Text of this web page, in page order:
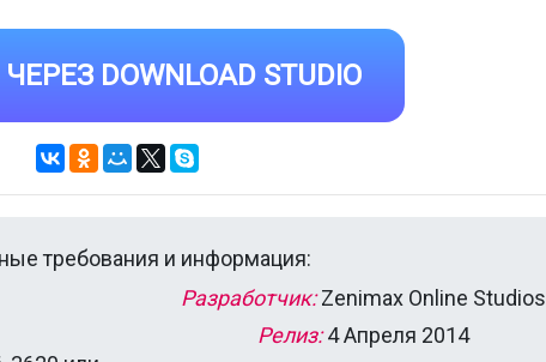
DOWNLOAD STUDIO
требования и информация:
Разработчик:Zenimax Online Studios
Релиз:4 Апреля 2014